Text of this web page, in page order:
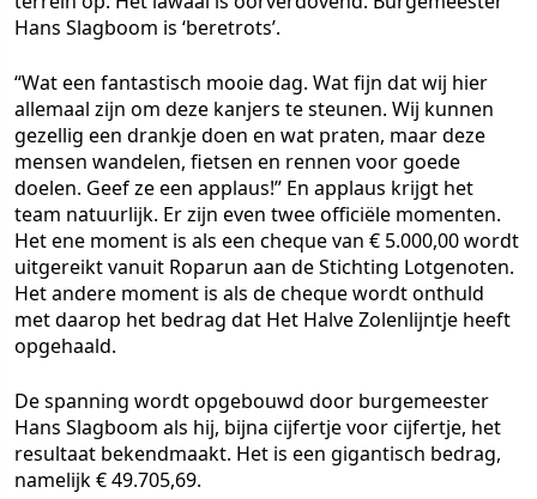
Hans Slagboom is ‘beretrots’.
“Wat een fantastisch mooie dag. Wat fijn dat wij hier
allemaal zijn om deze kanjers te steunen. Wij kunnen
gezellig een drankje doen en wat praten, maar deze
mensen wandelen, fietsen en rennen voor goede
doelen. Geef ze een applaus!” En applaus krijgt het
team natuurlijk. Er zijn even twee officiële momenten.
Het ene moment is als een cheque van € 5.000,00 wordt
uitgereikt vanuit Roparun aan de Stichting Lotgenoten.
Het andere moment is als de cheque wordt onthuld
met daarop het bedrag dat Het Halve Zolenlijntje heeft
opgehaald.
De spanning wordt opgebouwd door burgemeester
Hans Slagboom als hij, bijna cijfertje voor cijfertje, het
resultaat bekendmaakt. Het is een gigantisch bedrag,
namelijk € 49.705,69.